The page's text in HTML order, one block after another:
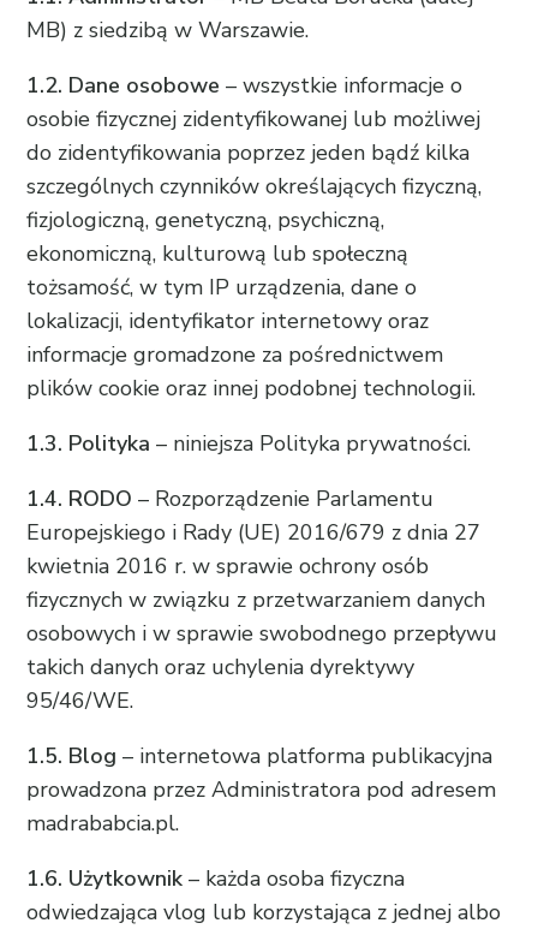
MB) z siedzibą w Warszawie.
1.2. Dane osobowe – wszystkie informacje o
osobie fizycznej zidentyfikowanej lub możliwej
do zidentyfikowania poprzez jeden bądź kilka
szczególnych czynników określających fizyczną,
fizjologiczną, genetyczną, psychiczną,
ekonomiczną, kulturową lub społeczną
tożsamość, w tym IP urządzenia, dane o
lokalizacji, identyfikator internetowy oraz
informacje gromadzone za pośrednictwem
plików cookie oraz innej podobnej technologii.
1.3. Polityka – niniejsza Polityka prywatności.
1.4. RODO – Rozporządzenie Parlamentu
Europejskiego i Rady (UE) 2016/679 z dnia 27
kwietnia 2016 r. w sprawie ochrony osób
fizycznych w związku z przetwarzaniem danych
osobowych i w sprawie swobodnego przepływu
takich danych oraz uchylenia dyrektywy
95/46/WE.
1.5. Blog – internetowa platforma publikacyjna
prowadzona przez Administratora pod adresem
madrababcia.pl.
1.6. Użytkownik – każda osoba fizyczna
odwiedzająca vlog lub korzystająca z jednej albo